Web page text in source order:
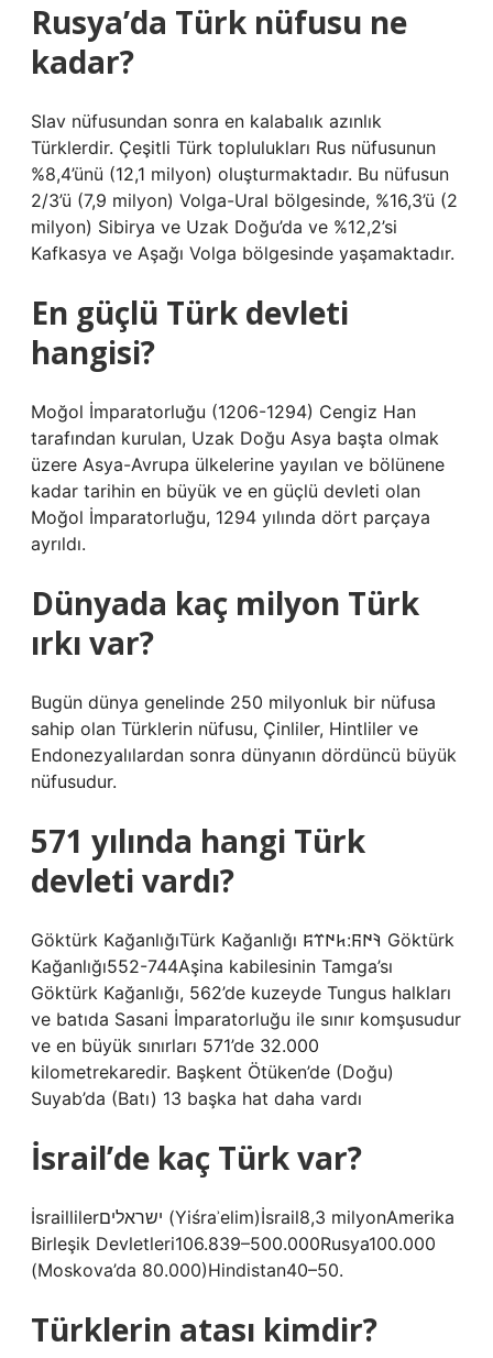
Rusya’da Türk nüfusu ne
kadar?
Slav nüfusundan sonra en kalabalık azınlık
Türklerdir. Çeşitli Türk toplulukları Rus nüfusunun
%8,4’ünü (12,1 milyon) oluşturmaktadır. Bu nüfusun
2/3’ü (7,9 milyon) Volga-Ural bölgesinde, %16,3’ü (2
milyon) Sibirya ve Uzak Doğu’da ve %12,2’si
Kafkasya ve Aşağı Volga bölgesinde yaşamaktadır.
En güçlü Türk devleti
hangisi?
Moğol İmparatorluğu (1206-1294) Cengiz Han
tarafından kurulan, Uzak Doğu Asya başta olmak
üzere Asya-Avrupa ülkelerine yayılan ve bölünene
kadar tarihin en büyük ve en güçlü devleti olan
Moğol İmparatorluğu, 1294 yılında dört parçaya
ayrıldı.
Dünyada kaç milyon Türk
ırkı var?
Bugün dünya genelinde 250 milyonluk bir nüfusa
sahip olan Türklerin nüfusu, Çinliler, Hintliler ve
Endonezyalılardan sonra dünyanın dördüncü büyük
nüfusudur.
571 yılında hangi Türk
devleti vardı?
Göktürk KağanlığıTürk Kağanlığı 𐰚𐰇𐰜:𐱅𐰇𐰼𐰰 Göktürk
Kağanlığı552-744Aşina kabilesinin Tamga’sı
Göktürk Kağanlığı, 562’de kuzeyde Tungus halkları
ve batıda Sasani İmparatorluğu ile sınır komşusudur
ve en büyük sınırları 571’de 32.000
kilometrekaredir. Başkent Ötüken’de (Doğu)
Suyab’da (Batı) 13 başka hat daha vardı
İsrail’de kaç Türk var?
İsraillilerישראלים (Yiśraʾelim)İsrail8,3 milyonAmerika
Birleşik Devletleri106.839–500.000Rusya100.000
(Moskova’da 80.000)Hindistan40–50.
Türklerin atası kimdir?